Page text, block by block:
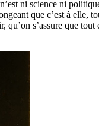
ni science ni
que c’est à elle,
s’assure que